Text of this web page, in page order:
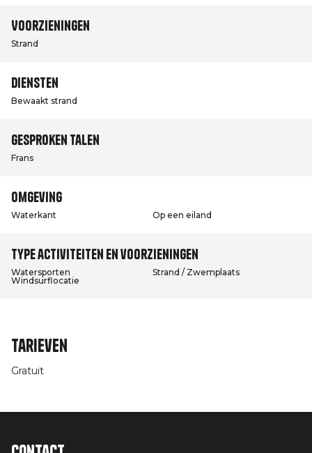
Voorzieningen
Strand
Diensten
Bewaakt strand
Gesproken talen
Frans
Omgeving
Waterkant Op een eiland
Type activiteiten en voorzieningen
Watersporten
Strand / Zwemplaats
Windsurflocatie
Tarieven
Gratuit